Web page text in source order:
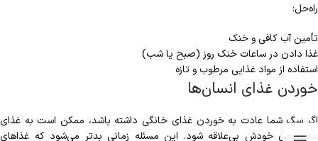
راه‌حل:
تأمین آب کافی و خنک
غذا دادن در ساعات خنک روز (صبح یا شب)
استفاده از مواد غذایی مرطوب و تازه
خوردن غذای انسان‌ها
اگر سگ شما عادت به خوردن غذای خانگی داشته باشد، ممکن است به غذای
مخصوص خودش بی‌علاقه شود. این مسئله زمانی بدتر می‌شود که غذاهای